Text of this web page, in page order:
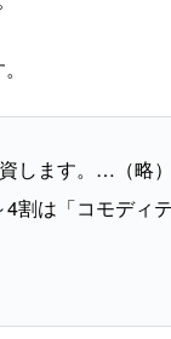
します。…（略
は「コモディテ